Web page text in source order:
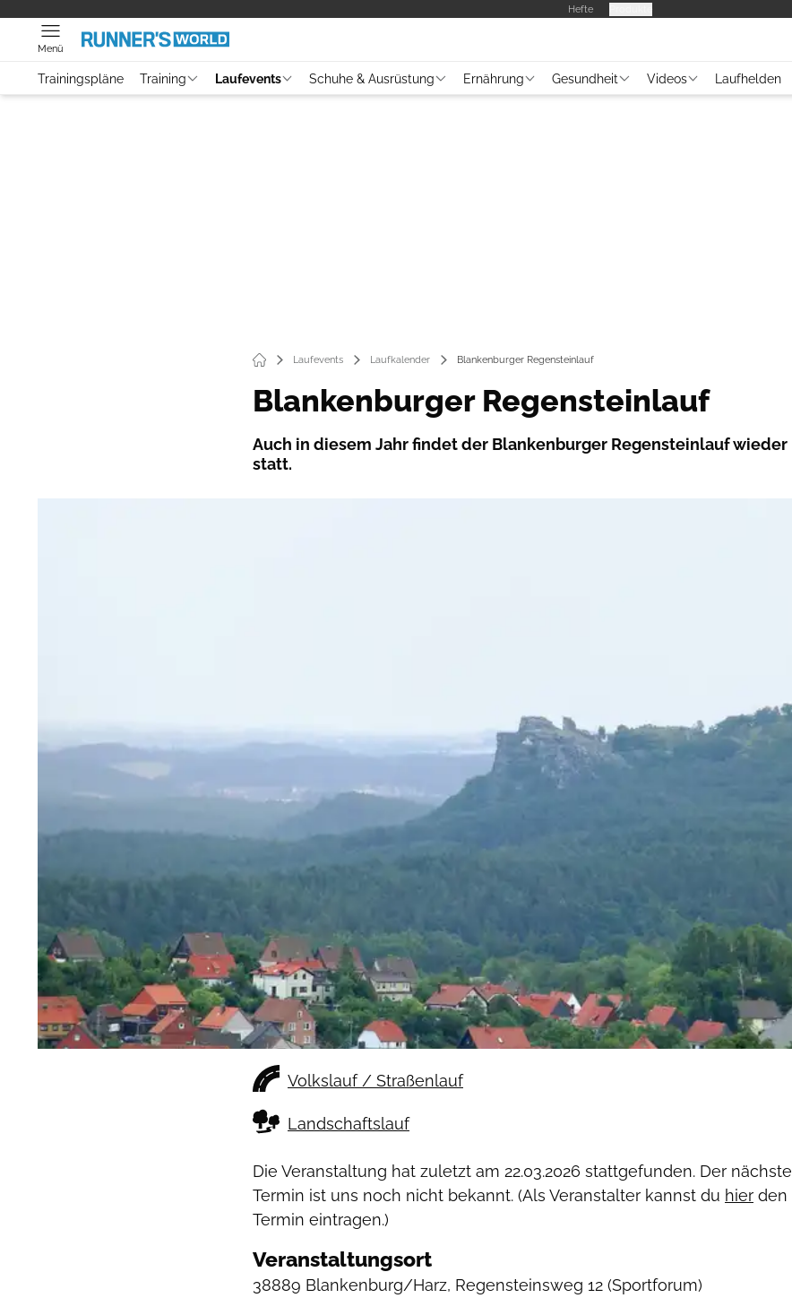
Hefte
Menü
Trainingspläne Training Laufevents Schuhe & Ausrüstung Ernährung Gesundheit Videos Laufhelden
Laufevents Laufkalender Blankenburger Regensteinlauf
Blankenburger Regensteinlauf
Auch in diesem Jahr findet der Blankenburger Regensteinlauf wieder
statt.
Volkslauf / Straßenlauf
Landschaftslauf
Die Veranstaltung hat zuletzt am 22.03.2026 stattgefunden. Der nächste
Termin ist uns noch nicht bekannt. (Als Veranstalter kannst du hier den
Termin eintragen.)
Veranstaltungsort
38889 Blankenburg/Harz, Regensteinsweg 12 (Sportforum)